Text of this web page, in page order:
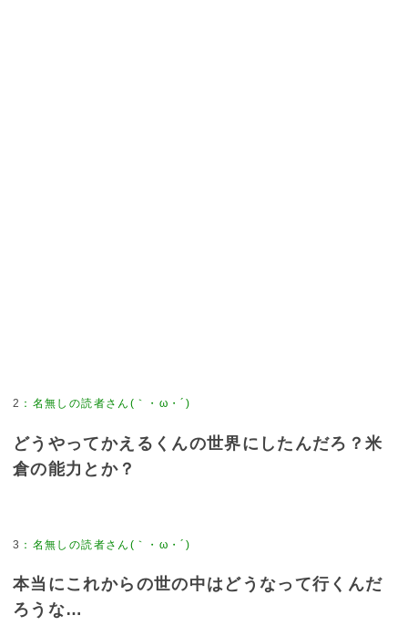
2 ： 名無しの読者さん(｀・ω・´)
どうやってかえるくんの世界にしたんだろ？米
倉の能力とか？
3 ： 名無しの読者さん(｀・ω・´)
本当にこれからの世の中はどうなって行くんだ
ろうな…